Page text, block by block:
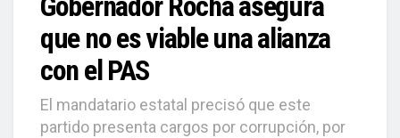
que no es viable una alianza
con el PAS
El mandatario estatal precisó que este
partido presenta cargos por corrupción, por